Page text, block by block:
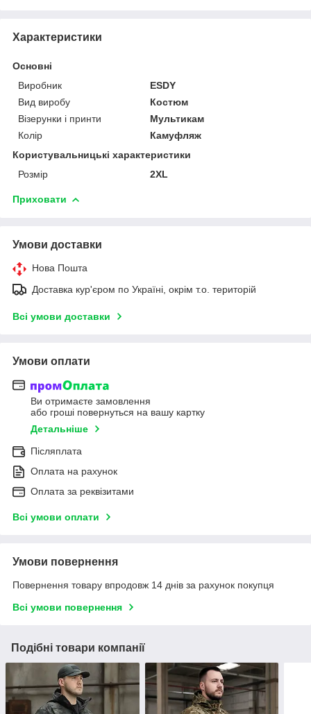
Характеристики
Основні
Виробник
ESDY
Вид виробу
Костюм
Візерунки і принти
Мультикам
Колір
Камуфляж
Користувальницькі характеристики
Розмір
2XL
Приховати
Умови доставки
Нова Пошта
Доставка кур'єром по Україні, окрім т.о. територій
Всі умови доставки
Умови оплати
Ви отримаєте замовлення
або гроші повернуться на вашу картку
Детальніше
Післяплата
Оплата на рахунок
Оплата за реквізитами
Всі умови оплати
Умови повернення
Повернення товару впродовж 14 днів за рахунок покупця
Всі умови повернення
Подібні товари компанії